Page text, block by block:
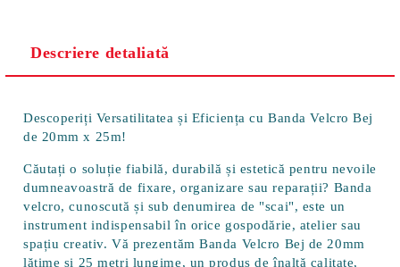
Descriere detaliată
Descoperiți Versatilitatea și Eficiența cu Banda Velcro Bej
de 20mm x 25m!
Căutați o soluție fiabilă, durabilă și estetică pentru nevoile
dumneavoastră de fixare, organizare sau reparații? Banda
velcro, cunoscută și sub denumirea de "scai", este un
instrument indispensabil în orice gospodărie, atelier sau
spațiu creativ. Vă prezentămBanda Velcro Bej de 20mm
lățime și 25 metri lungime, un produs de înaltă calitate,